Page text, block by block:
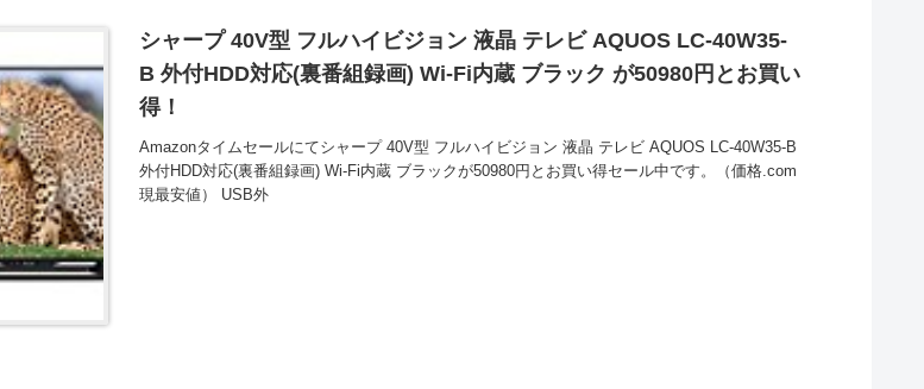
シャープ 40V型 フルハイビジョン 液晶 テレビ AQUOS LC-40W35-
B 外付HDD対応(裏番組録画) Wi-Fi内蔵 ブラック が50980円とお買い
得！
Amazonタイムセールにてシャープ 40V型 フルハイビジョン 液晶 テレビ AQUOS LC-40W35-B
外付HDD対応(裏番組録画) Wi-Fi内蔵 ブラックが50980円とお買い得セール中です。（価格.com
現最安値） USB外